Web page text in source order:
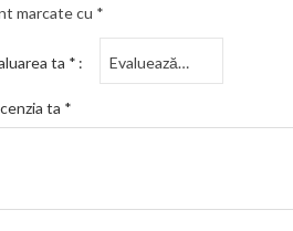
marcate cu *
ta *
ta *